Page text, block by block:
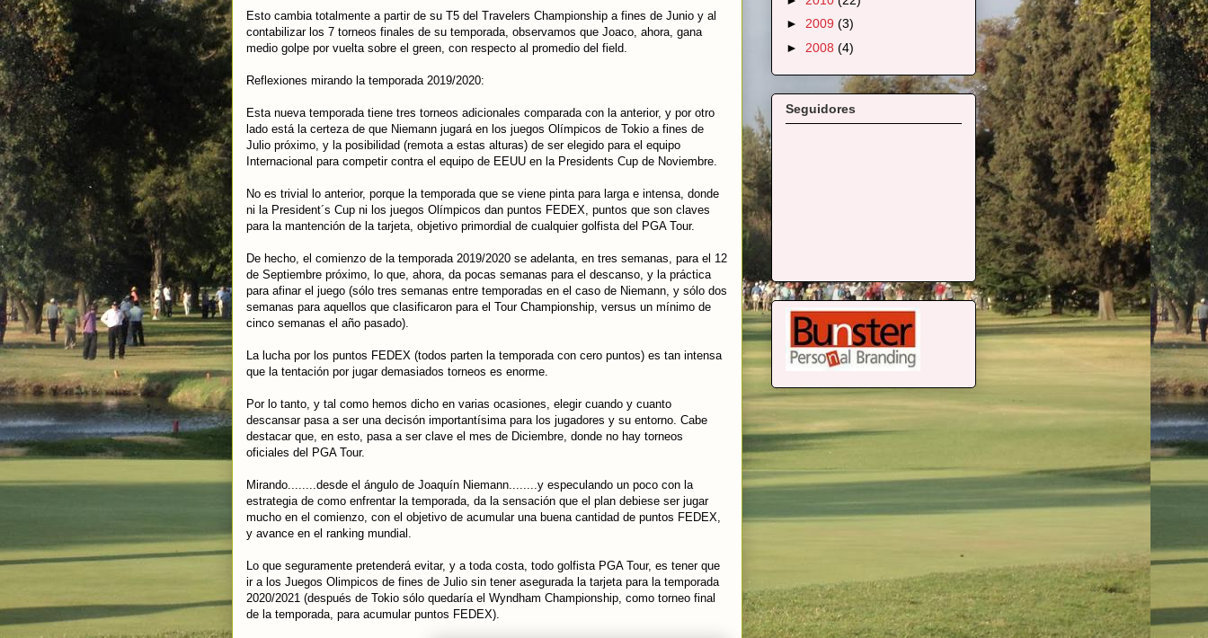
Esto cambia totalmente a partir de su T5 del Travelers Championship a fines de Junio y al
contabilizar los 7 torneos finales de su temporada, observamos que Joaco, ahora, gana
medio golpe por vuelta sobre el green, con respecto al promedio del field.
Reflexiones mirando la temporada 2019/2020:
Esta nueva temporada tiene tres torneos adicionales comparada con la anterior, y por otro
lado está la certeza de que Niemann jugará en los juegos Olímpicos de Tokio a fines de
Julio próximo, y la posibilidad (remota a estas alturas) de ser elegido para el equipo
Internacional para competir contra el equipo de EEUU en la Presidents Cup de Noviembre.
No es trivial lo anterior, porque la temporada que se viene pinta para larga e intensa, donde
ni la President´s Cup ni los juegos Olímpicos dan puntos FEDEX, puntos que son claves
para la mantención de la tarjeta, objetivo primordial de cualquier golfista del PGA Tour.
De hecho, el comienzo de la temporada 2019/2020 se adelanta, en tres semanas, para el 12
de Septiembre próximo, lo que, ahora, da pocas semanas para el descanso, y la práctica
para afinar el juego (sólo tres semanas entre temporadas en el caso de Niemann, y sólo dos
semanas para aquellos que clasificaron para el Tour Championship, versus un mínimo de
cinco semanas el año pasado).
La lucha por los puntos FEDEX (todos parten la temporada con cero puntos) es tan intensa
que la tentación por jugar demasiados torneos es enorme.
Por lo tanto, y tal como hemos dicho en varias ocasiones, elegir cuando y cuanto
descansar pasa a ser una decisón importantísima para los jugadores y su entorno. Cabe
destacar que, en esto, pasa a ser clave el mes de Diciembre, donde no hay torneos
oficiales del PGA Tour.
Mirando........desde el ángulo de Joaquín Niemann........y especulando un poco con la
estrategia de como enfrentar la temporada, da la sensación que el plan debiese ser jugar
mucho en el comienzo, con el objetivo de acumular una buena cantidad de puntos FEDEX,
y avance en el ranking mundial.
Lo que seguramente pretenderá evitar, y a toda costa, todo golfista PGA Tour, es tener que
ir a los Juegos Olimpicos de fines de Julio sin tener asegurada la tarjeta para la temporada
2020/2021 (después de Tokio sólo quedaría el Wyndham Championship, como torneo final
de la temporada, para acumular puntos FEDEX).
► 2009 (3)
► 2008 (4)
Seguidores